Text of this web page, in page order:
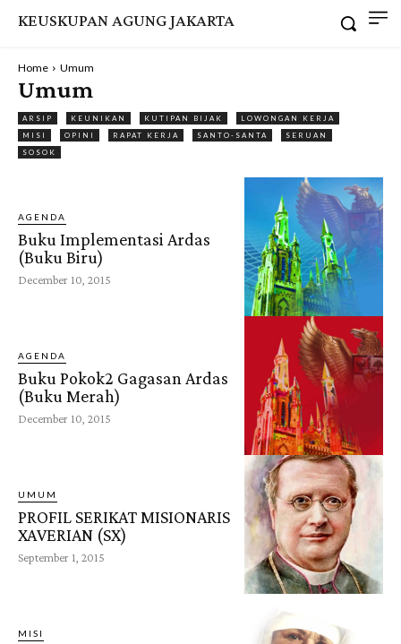
KEUSKUPAN AGUNG JAKARTA
Home Umum
Umum
ARSIP KEUNIKAN KUTIPAN BIJAK
LOWONGAN KERJA
MISI
OPINI RAPAT KERJA SANTO-SANTA
SERUAN
SOSOK
AGENDA
Buku Implementasi Ardas
(Buku Biru)
December 10, 2015
AGENDA
Buku Pokok2 Gagasan Ardas
(Buku Merah)
December 10, 2015
UMUM
PROFIL SERIKAT MISIONARIS
XAVERIAN (SX)
September 1, 2015
MISI